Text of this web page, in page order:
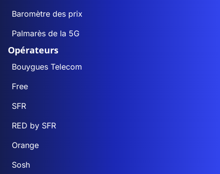
Baromètre des prix
Palmarès de la 5G
Opérateurs
Bouygues Telecom
Free
SFR
RED by SFR
Orange
Sosh